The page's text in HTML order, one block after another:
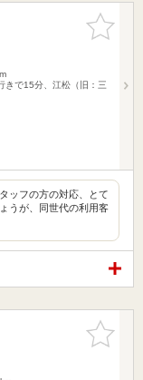
お気に入
りに追加
きで15分、江松（旧：三
ッフの方の対応、とて
うが、同世代の利用客
お気に入
りに追加